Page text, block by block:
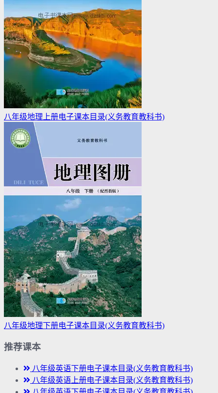
八年级地理上册电子课本目录(义务教育教科书)
八年级地理下册电子课本目录(义务教育教科书)
推荐课本
八年级英语下册电子课本目录(义务教育教科书)
八年级英语上册电子课本目录(义务教育教科书)